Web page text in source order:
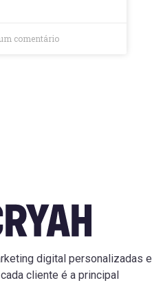
comentário
digital personalizadas e
cliente é a principal